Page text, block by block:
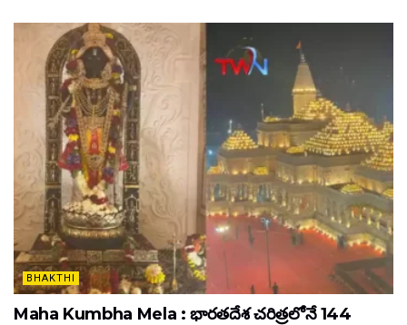
BHAKTHI
Maha Kumbha Mela : భారతదేశ చరిత్రలోనే 144